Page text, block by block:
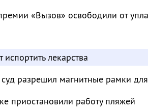
«Вызов» освободили от
лекарства
разрешил магнитные рамки
приостановили работу пляжей